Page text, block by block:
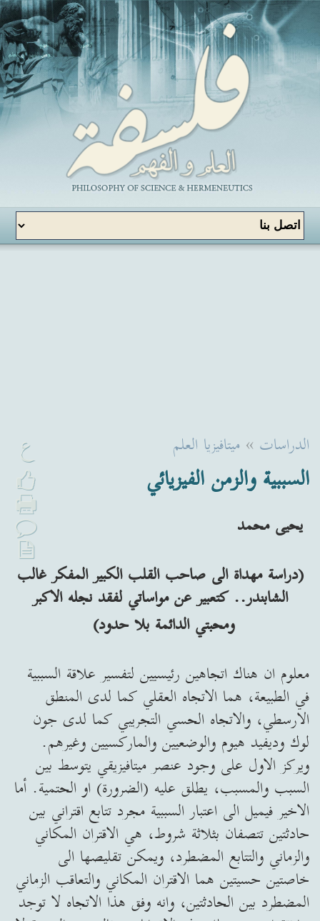
ع الدراسات » ميتافيزيا العلم
السببية والزمن الفيزيائي
يحيى محمد
(دراسة مهداة الى صاحب القلب الكبير المفكر غالب
الشابندر.. كتعبير عن مواساتي لفقد نجله الاكبر
ومحبتي الدائمة بلا حدود)
معلوم ان هناك اتجاهين رئيسيين لتفسير علاقة السببية
في الطبيعة، هما الاتجاه العقلي كما لدى المنطق
الارسطي، والاتجاه الحسي التجريبي كما لدى جون
لوك وديفيد هيوم والوضعيين والماركسيين وغيرهم.
ويركز الاول على وجود عنصر ميتافيزيقي يتوسط بين
السبب والمسبب، يطلق عليه (الضرورة) او الحتمية. أما
الاخير فيميل الى اعتبار السببية مجرد تتابع اقتراني بين
حادثتين تتصفان بثلاثة شروط، هي الاقتران المكاني
والزماني والتتابع المضطرد، ويمكن تقليصها الى
خاصتين حسيتين هما الاقتران المكاني والتعاقب الزماني
المضطرد بين الحادثتين، وانه وفق هذا الاتجاه لا توجد